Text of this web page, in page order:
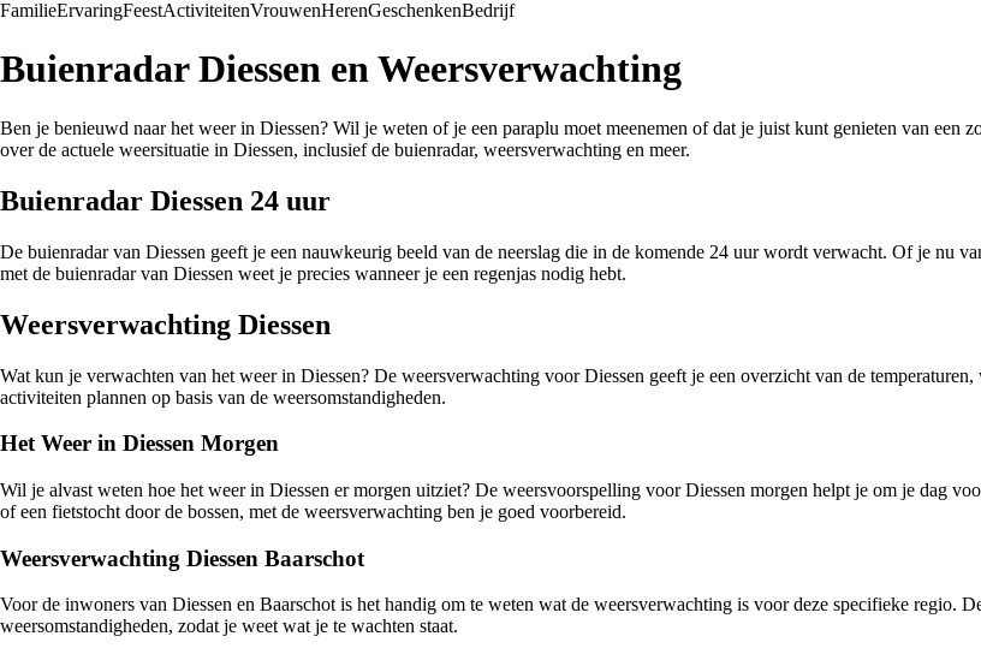
FamilieErvaringFeestActiviteitenVrouwenHerenGeschenkenBedrijf
Buienradar Diessen en Weersverwachting
Ben je benieuwd naar het weer in Diessen? Wil je weten of je een paraplu moet meenemen of dat je juist kunt genieten van
over de actuele weersituatie in Diessen, inclusief de buienradar, weersverwachting en meer.
Buienradar Diessen 24 uur
De buienradar van Diessen geeft je een nauwkeurig beeld van de neerslag die in de komende 24 uur wordt verwacht. Of je nu
met de buienradar van Diessen weet je precies wanneer je een regenjas nodig hebt.
Weersverwachting Diessen
Wat kun je verwachten van het weer in Diessen? De weersverwachting voor Diessen geeft je een overzicht van de
activiteiten plannen op basis van de weersomstandigheden.
Het Weer in Diessen Morgen
Wil je alvast weten hoe het weer in Diessen er morgen uitziet? De weersvoorspelling voor Diessen morgen helpt je om je dag
of een fietstocht door de bossen, met de weersverwachting ben je goed voorbereid.
Weersverwachting Diessen Baarschot
Voor de inwoners van Diessen en Baarschot is het handig om te weten wat de weersverwachting is voor deze specifieke regio.
weersomstandigheden, zodat je weet wat je te wachten staat.